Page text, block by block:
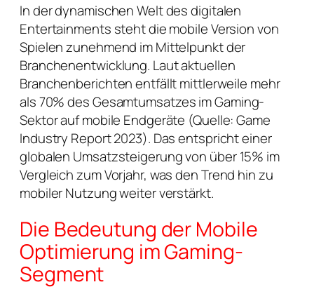
In der dynamischen Welt des digitalen
Entertainments steht die mobile Version von
Spielen zunehmend im Mittelpunkt der
Branchenentwicklung. Laut aktuellen
Branchenberichten entfällt mittlerweile mehr
als70%des Gesamtumsatzes im Gaming-
Sektor auf mobile Endgeräte (Quelle: Game
Industry Report 2023). Das entspricht einer
globalen Umsatzsteigerung von über15% im
Vergleich zum Vorjahr, was den Trend hin zu
mobiler Nutzung weiter verstärkt.
Die Bedeutung der Mobile
Optimierung im Gaming-
Segment